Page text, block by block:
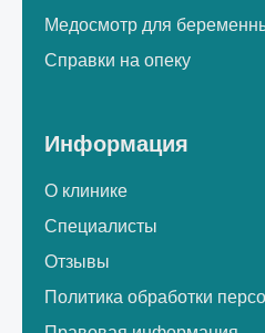
Медосмотр для
Справки на опеку
Информация
О клинике
Специалисты
Отзывы
Политика обработки